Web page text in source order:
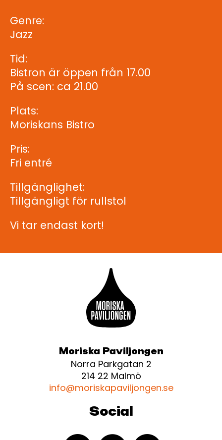
Genre:
Jazz
Tid:
Bistron är öppen från 17.00
På scen: ca 21.00
Plats:
Moriskans Bistro
Pris:
Fri entré
Tillgänglighet:
Tillgängligt för rullstol
Vi tar endast kort!
Moriska Paviljongen
Norra Parkgatan 2
214 22 Malmö
info@moriskapaviljongen.se
Social